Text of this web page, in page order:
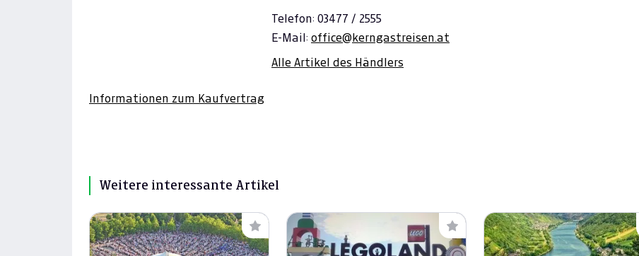
Telefon: 03477 / 2555
E-Mail: office@kerngastreisen.at
Alle Artikel des Händlers
Informationen zum Kaufvertrag
Weitere interessante Artikel